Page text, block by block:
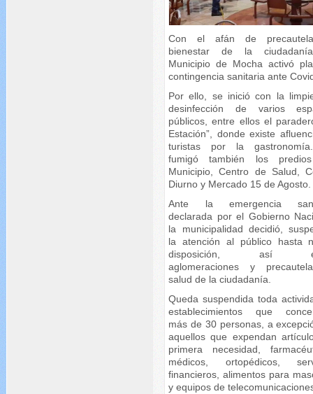
Con el afán de
bienestar de la
Municipio de Mocha activó
contingencia sanitaria ante
Por ello, se inició con la
desinfección de varios
públicos, entre ellos el
Estación”, donde existe
turistas por la
fumigó también los
Municipio, Centro de Salud,
Diurno y Mercado 15 de Agosto.
Ante la emergencia
declarada por el Gobierno
la municipalidad decidió,
la atención al público hasta
disposición, así
aglomeraciones y
salud de la ciudadanía.
Queda suspendida toda
establecimientos que
más de 30 personas, a
aquellos que expendan
primera necesidad,
médicos, ortopédicos,
financieros, alimentos para
y equipos de